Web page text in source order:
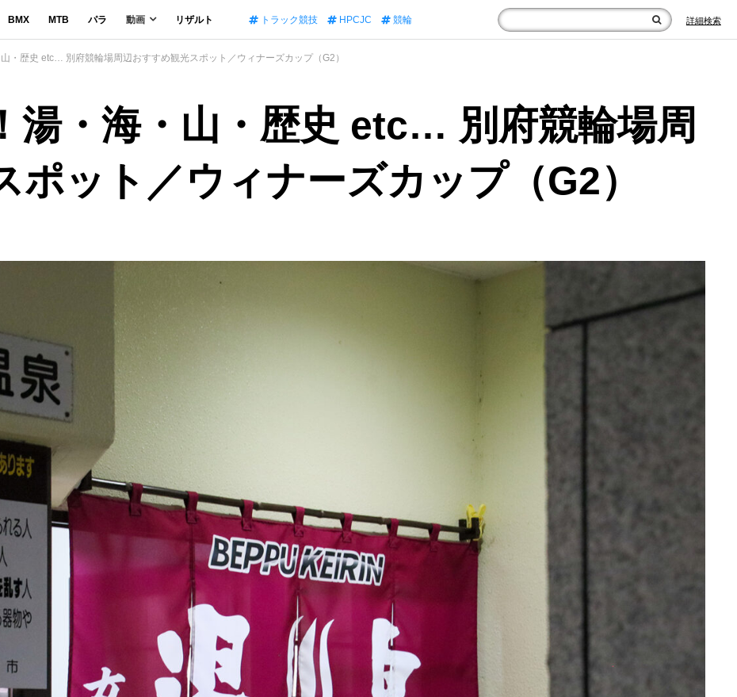
BMX MTB パラ 動画 リザルト トラック競技 HPCJC 競輪 詳細検索
・歴史 etc… 別府競輪場周辺おすすめ観光スポット／ウィナーズカップ（G2）
湯・海・山・歴史 etc… 別府競輪場周
ポット／ウィナーズカップ（G2）